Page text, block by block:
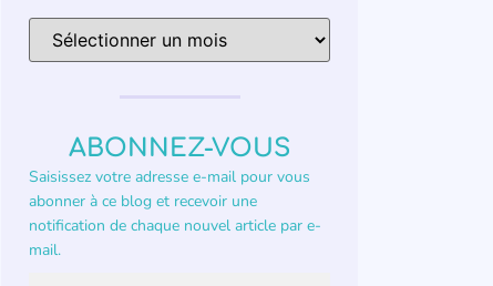
ABONNEZ-VOUS
Saisissez votre adresse e-mail pour vous
abonner à ce blog et recevoir une
notification de chaque nouvel article par e-
mail.